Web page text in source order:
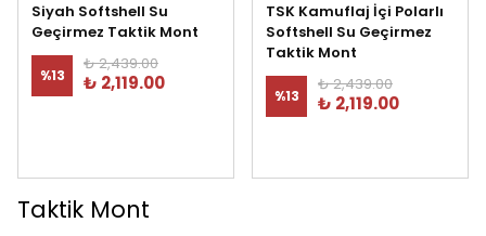
Siyah Softshell Su
Geçirmez Taktik Mont
%13
₺ 2,439.00
₺ 2,119.00
TSK Kamuflaj İçi Polarlı
Softshell Su Geçirmez
Taktik Mont
%13
₺ 2,439.00
₺ 2,119.00
Taktik Mont